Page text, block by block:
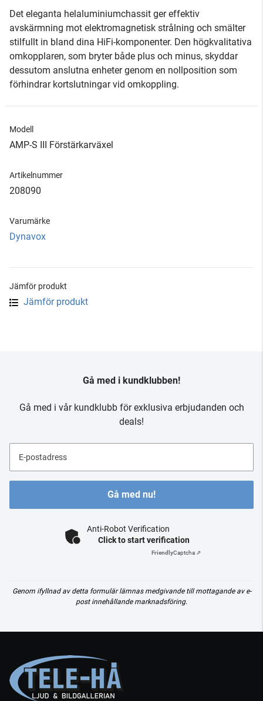
Det eleganta helaluminiumchassit ger effektiv
avskärmning mot elektromagnetisk strålning och smälter
stilfullt in bland dina HiFi-komponenter. Den högkvalitativa
omkopplaren, som bryter både plus och minus, skyddar
dessutom anslutna enheter genom en nollposition som
förhindrar kortslutningar vid omkoppling.
Modell
AMP-S III Förstärkarväxel
Artikelnummer
208090
Varumärke
Dynavox
Jämför produkt
Jämför produkt
Gå med i kundklubben!
Gå med i vår kundklubb för exklusiva erbjudanden och
deals!
E-postadress
Gå med nu!
Anti-Robot Verification
Click to start verification
FriendlyCaptcha ⇗
Genom ifyllnad av detta formulär lämnas medgivande till mottagande av e-
post innehållande marknadsföring.